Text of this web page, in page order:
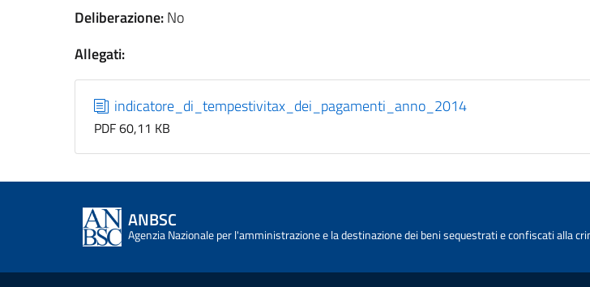
Deliberazione:No
Allegati:
indicatore_di_tempestivitax_dei_pagamenti_anno_2014
PDF 60,11 KB
ANBSC
Agenzia Nazionale per l'amministrazione e la destinazione dei beni sequestrati e confiscati alla